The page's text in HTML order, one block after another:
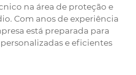
na área de proteção e
Com anos de experiência
está preparada para
e eficientes